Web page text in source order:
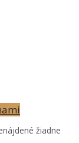
žiadne